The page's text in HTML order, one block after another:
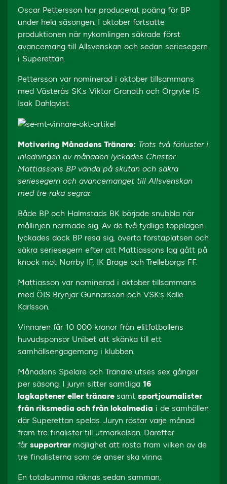
Oscar Pettersson har producerat poäng för BP
under hela säsongen. I oktober fortsatte
produktionen när nykomlingen säkrade först
avancemang till Allsvenskan och sedan seriesegern
i Superettan.
Pettersson var nominerad i oktober tillsammans
med Västerås SK:s Viktor Granath och Örgryte IS
Isak Dahlqvist.
Motivering Månadens Tränare: Trots två förluster i
inledningen av månaden lyckades Christer
Mattiassons BP vända på skutan och säkra
seriesegern och avancemanget till Allsvenskan
med tre raka segrar.
Både BP och Halmstads BK började snubbla när
mållinjen närmade sig. Av de två tydliga topplagen
lyckades dock BP resa sig, överta förstaplatsen och
säkra seriesegern efter att Mattiassons lag gått på
knock mot Norrby IF, IK Brage och Trelleborgs FF.
Mattiasson var nominerad i oktober tillsammans
med ÖIS Brynjar Gunnarsson och VSK:s Kalle
Karlsson.
Vinnaren får 10 000 kronor från elitfotbollens
huvudsponsor Unibet att skänka till ett
samhällsengagemang i klubben.
Månadens Spelare och Tränare utses sex gånger
per säsong. I juryn sitter samtliga 16
lagkaptener eller tränare samt sportjournalister
från riksmedia och från lokalmedia i de samhällen
där Superettan spelas. Juryn röstar varje månad
fram tre finalister till utmärkelsen. Därefter
får supportrar möjlighet att rösta fram vilken av de
tre finalisterna som de anser ska vinna.
En totalsumma räknas sedan samman,